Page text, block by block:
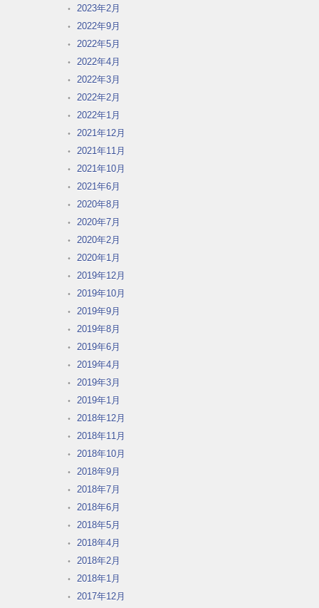
2023年2月
2022年9月
2022年5月
2022年4月
2022年3月
2022年2月
2022年1月
2021年12月
2021年11月
2021年10月
2021年6月
2020年8月
2020年7月
2020年2月
2020年1月
2019年12月
2019年10月
2019年9月
2019年8月
2019年6月
2019年4月
2019年3月
2019年1月
2018年12月
2018年11月
2018年10月
2018年9月
2018年7月
2018年6月
2018年5月
2018年4月
2018年2月
2018年1月
2017年12月